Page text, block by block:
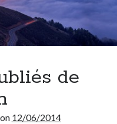
de
12/06/2014